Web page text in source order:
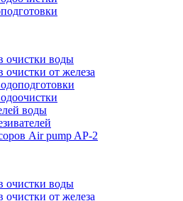
очистки воды
очистки от железа
воды
Air pump AP-2
очистки воды
очистки от железа